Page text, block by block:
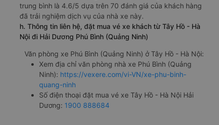
trung bình là 4.6/5 dựa trên 70 đánh giá của khách hàng
đã trải nghiệm dịch vụ của nhà xe này.
h. Thông tin liên hệ, đặt mua vé xe khách từ Tây Hồ - Hà
Nội đi Hải Dương Phú Bình (Quảng Ninh)
Văn phòng xe Phú Bình (Quảng Ninh) ở Tây Hồ - Hà Nội:
Xem địa chỉ văn phòng nhà xe Phú Bình (Quảng
Ninh): https://vexere.com/vi-VN/xe-phu-binh-
quang-ninh
Số điện thoại đặt mua vé xe Tây Hồ - Hà Nội Hải
Dương: 1900 888684